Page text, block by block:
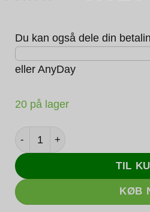
Du kan også dele din
eller AnyDay
20 på lager
TIL
KØB